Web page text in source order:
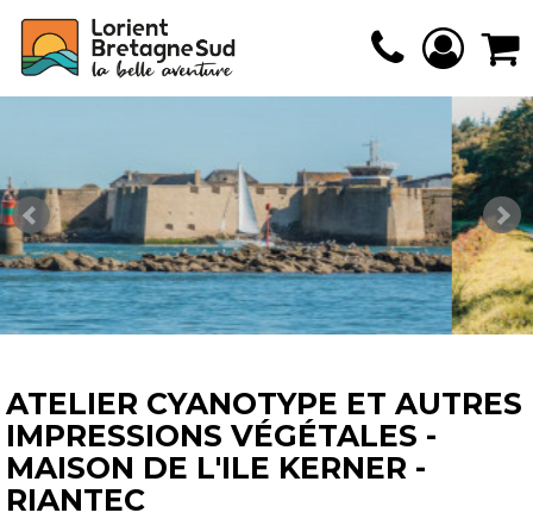
ATELIER CYANOTYPE ET AUTRES
IMPRESSIONS VÉGÉTALES -
MAISON DE L'ILE KERNER -
RIANTEC